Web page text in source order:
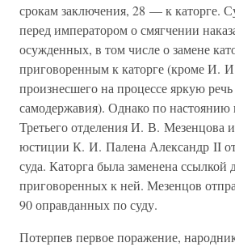
срокам заключения, 28 — к каторге.
перед императором о смягчении
осужденных, в том числе о замене
приговоренным к каторге (кроме И.
произнесшего на процессе яркую
самодержавия). Однако по настоянию
Третьего отделения И. В. Мезенцова
юстиции К. И. Палена Александр II
суда. Каторга была заменена ссылкой
приговоренных к ней. Мезенцов
90 оправданных по суду.
Потерпев первое поражение,